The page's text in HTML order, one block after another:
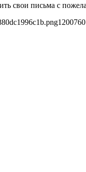
свои письма с
1200760